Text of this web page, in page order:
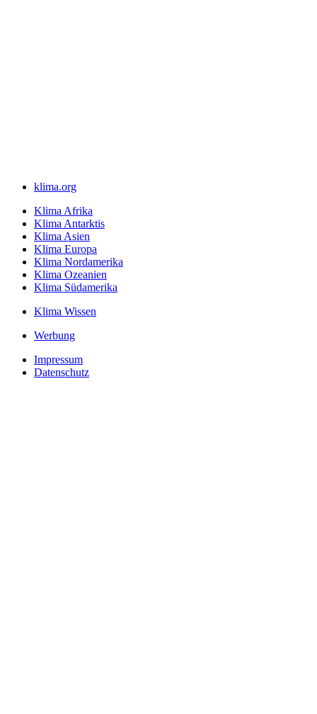
klima.org
Klima Afrika
Klima Antarktis
Klima Asien
Klima Europa
Klima Nordamerika
Klima Ozeanien
Klima Südamerika
Klima Wissen
Werbung
Impressum
Datenschutz